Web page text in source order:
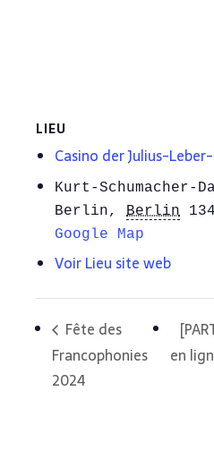
LIEU
Casino der Julius-
Kurt-Schumacher-
Berlin, Berlin
Google Map
Voir Lieu site web
Fête des
Francophonies
2024
en